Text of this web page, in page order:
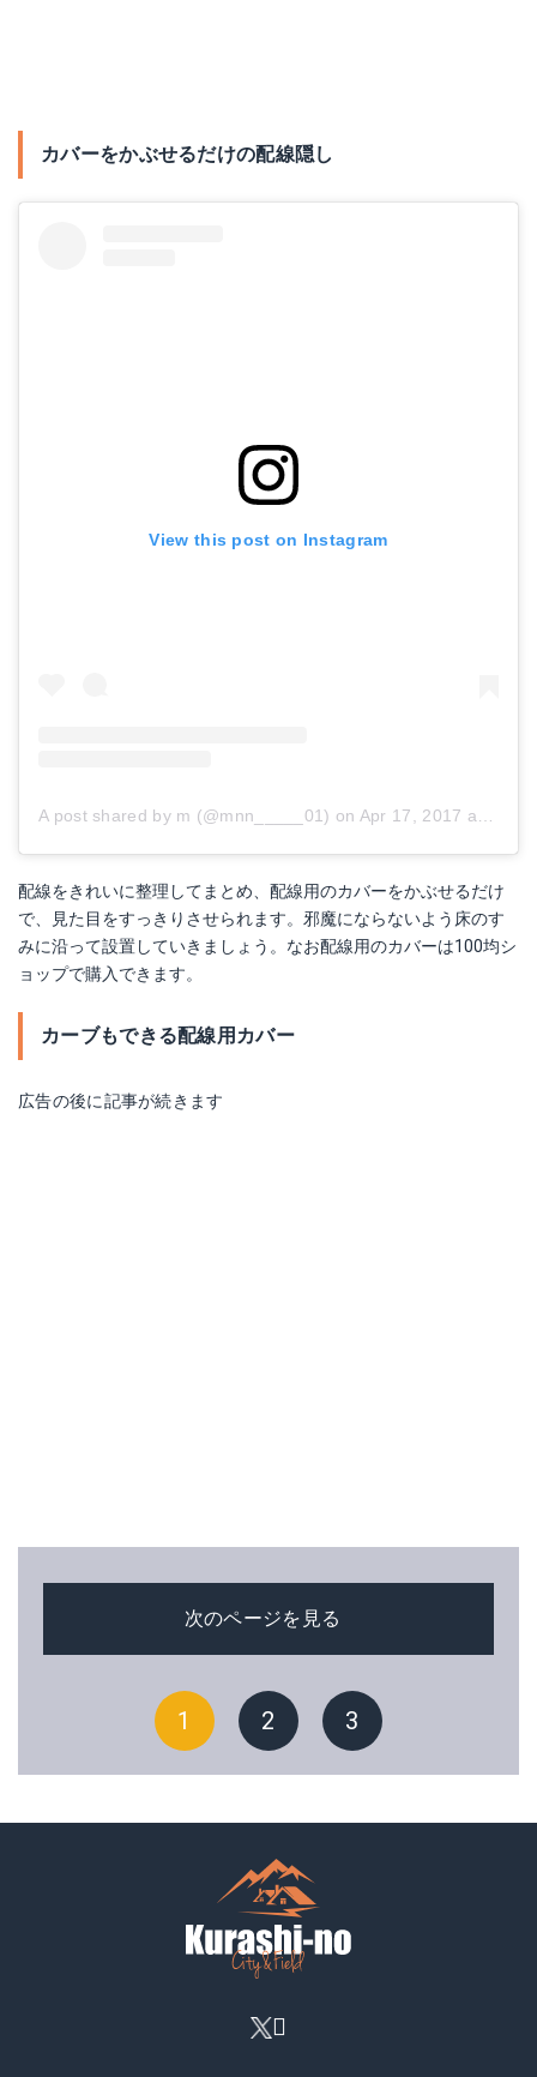
カバーをかぶせるだけの配線隠し
View this post on Instagram
A post shared by m (@mnn_____01) on Apr 17, 2017 at 10:10am PDT
配線をきれいに整理してまとめ、配線用のカバーをかぶせるだけ
で、見た目をすっきりさせられます。邪魔にならないよう床のす
みに沿って設置していきましょう。なお配線用のカバーは100均シ
ョップで購入できます。
カーブもできる配線用カバー
広告の後に記事が続きます
次のページを見る
1 2 3